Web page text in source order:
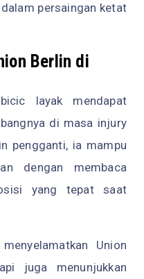
persaingan ketat
Berlin di
layak mendapat
di masa injury
pengganti, ia mampu
dengan membaca
yang tepat saat
Union
juga menunjukkan